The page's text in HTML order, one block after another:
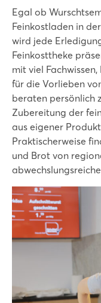
Egal ob
Feinkostladen in
wird jede
Feinkosttheke
mit viel
für die Vorlieben
beraten persönlich
Zubereitung der
aus eigener
Praktischerweise
und Brot von